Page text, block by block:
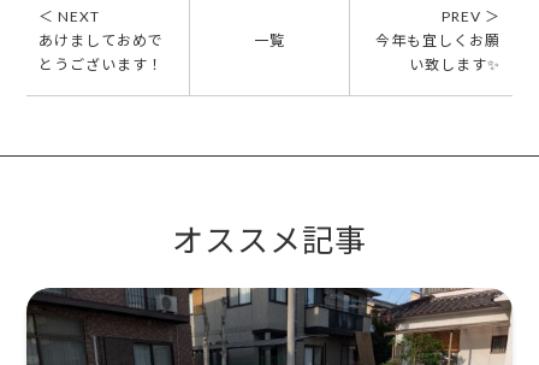
＜ NEXT
あけましておめで
とうございます！
一覧
PREV ＞
今年も宜しくお願
い致します✨
オススメ記事